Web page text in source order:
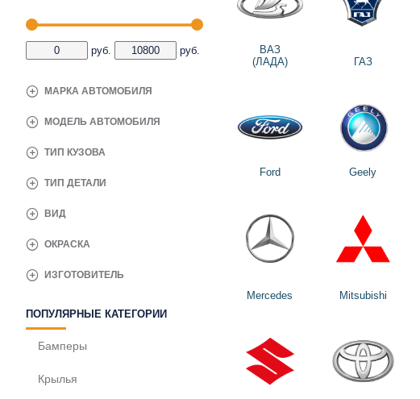
руб. руб.
МАРКА АВТОМОБИЛЯ
ВИД
ИЗГОТОВИТЕЛЬ
МОДЕЛЬ АВТОМОБИЛЯ
ОКРАСКА
ТИП ДЕТАЛИ
ТИП КУЗОВА
ПОПУЛЯРНЫЕ КАТЕГОРИИ
Бамперы
Крылья
ВАЗ
(ЛАДА)
ГАЗ
Ford Geely
Mercedes Mitsubishi